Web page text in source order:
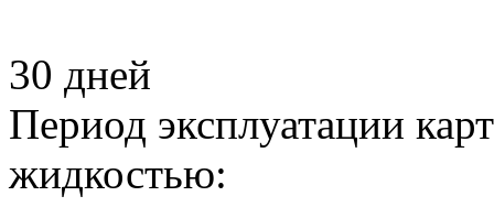
30 дней
Период эксплуатации
жидкостью: